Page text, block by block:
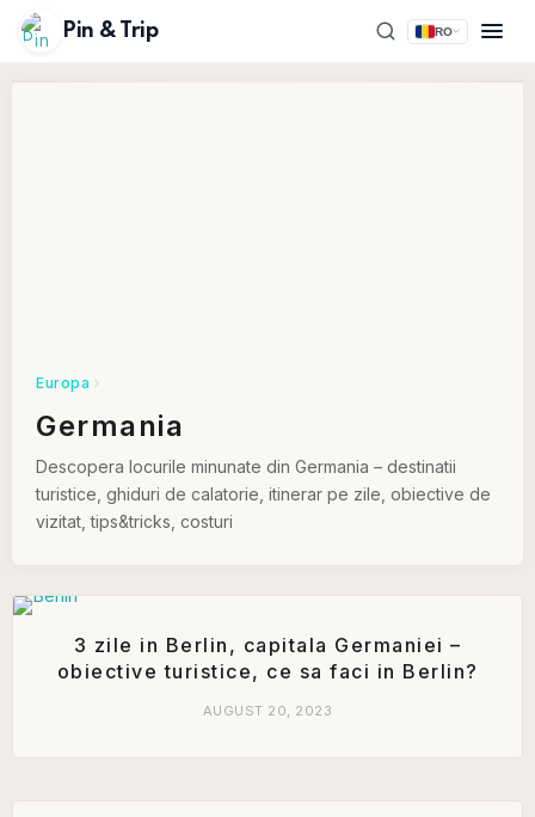
Pin & Trip RO
Europa
Germania
Descopera locurile minunate din Germania – destinatii
turistice, ghiduri de calatorie, itinerar pe zile, obiective de
vizitat, tips&tricks, costuri
3 zile in Berlin, capitala Germaniei –
obiective turistice, ce sa faci in Berlin?
AUGUST 20, 2023